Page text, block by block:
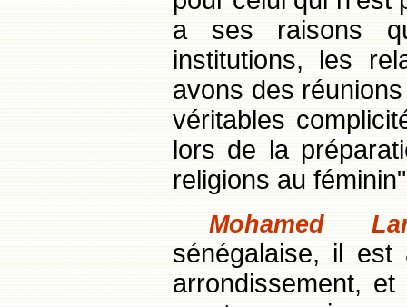
a ses raisons
institutions, les
avons des
véritables
lors de la
religions au
Mohamed
sénégalaise, il
arrondissement,